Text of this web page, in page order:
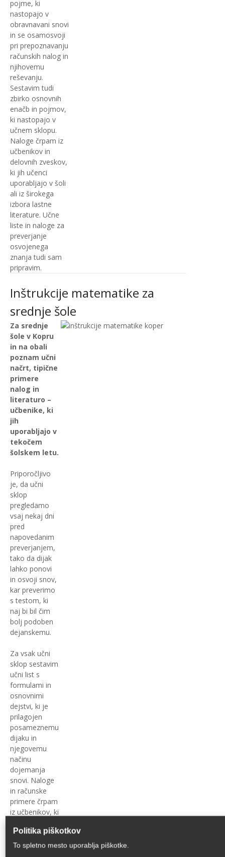
Politika piškotkov
To spletno mesto uporablja piškotke.
pojme, ki
nastopajo v
obravnavani snovi
in se osamosvoji
pri prepoznavanju
računskih nalog in
njihovemu
reševanju.
Sestavim tudi
zbirko osnovnih
enačb in pojmov,
ki nastopajo v
učnem sklopu.
Naloge črpam iz
učbenikov in
delovnih zveskov,
ki jih učenci
uporabljajo v šoli
ali iz širokega
izbora lastne
literature. Učne
liste in naloge za
preverjanje
osvojenega
znanja tudi sam
pripravim.
Inštrukcije matematike za
srednje šole
Za srednje
šole v Kopru
in na obali
poznam učni
načrt, tipične
primere
nalog in
literaturo –
učbenike, ki
jih
uporabljajo v
tekočem
šolskem letu.
Priporočljivo
je, da učni
sklop
pregledamo
vsaj nekaj dni
pred
napovedanim
preverjanjem,
tako da dijak
lahko ponovi
in osvoji snov,
kar preverimo
s testom, ki
naj bi bil čim
bolj podoben
dejanskemu.
Za vsak učni
sklop sestavim
učni list s
formulami in
osnovnimi
dejstvi, ki je
prilagojen
posameznemu
dijaku in
njegovemu
načinu
dojemanja
snovi. Naloge
in računske
primere črpam
iz učbenikov, ki
uporablja pri
pouku in iz